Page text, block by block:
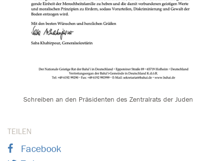
Schreiben an den Präsidenten des Zentralrats der Juden
TEILEN
Facebook